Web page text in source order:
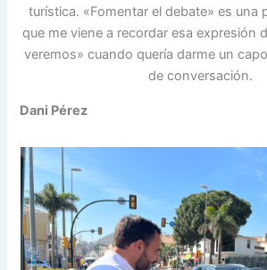
turística. «Fomentar el debate» es una
que me viene a recordar esa expresión
veremos» cuando quería darme un
de conversación.
Dani Pérez